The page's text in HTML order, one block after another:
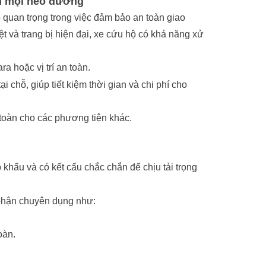
trọng trong việc đảm bảo an toàn giao
và trang bị hiện đại, xe cứu hộ có khả năng xử
hoặc vị trí an toàn.
chỗ, giúp tiết kiệm thời gian và chi phí cho
cho các phương tiện khác.
và có kết cấu chắc chắn để chịu tải trọng
chuyên dụng như: